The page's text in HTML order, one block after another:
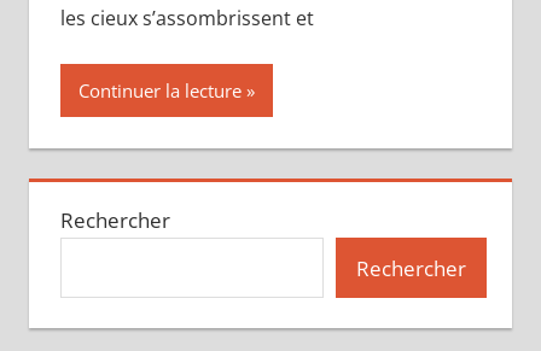
les cieux s’assombrissent et
Continuer la lecture
Rechercher
Rechercher